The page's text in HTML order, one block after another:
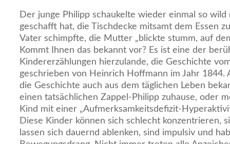
Der junge Philipp schaukelte wieder einmal so
geschafft hat, die Tischdecke mitsamt dem Essen
Vater schimpfte, die Mutter „blickte stumm, auf
Kommt Ihnen das bekannt vor? Es ist eine der
Kindererzählungen hierzulande, die Geschichte
geschrieben von Heinrich Hoffmann im Jahr 1844.
die Geschichte auch aus dem täglichen Leben
einen tatsächlichen Zappel-Philipp zuhause, oder
Kind mit einer „Aufmerksamkeitsdefizit-
Diese Kinder können sich schlecht konzentrieren,
lassen sich dauernd ablenken, sind impulsiv und